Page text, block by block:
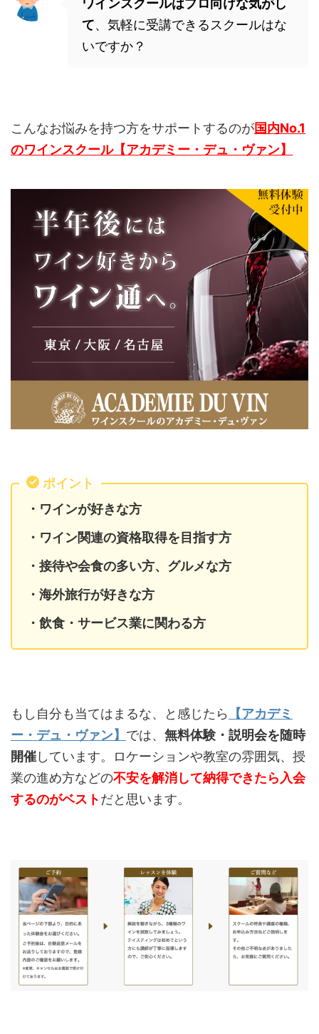
ワインスクールはプロ向けな気がし
て、気軽に受講できるスクールはな
いですか？
こんなお悩みを持つ方をサポートするのが国内No.1
のワインスクール【アカデミー・デュ・ヴァン】
ポイント
・ワインが好きな方
・ワイン関連の資格取得を目指す方
・接待や会食の多い方、グルメな方
・海外旅行が好きな方
・飲食・サービス業に関わる方
もし自分も当てはまるな、と感じたら
【アカデミ
ー・デュ・ヴァン】 では、 無料体験・説明会を随時
開催しています。ロケーションや教室の雰囲気、授
業の進め方などの不安を解消して納得できたら入会
するのがベストだと思います。